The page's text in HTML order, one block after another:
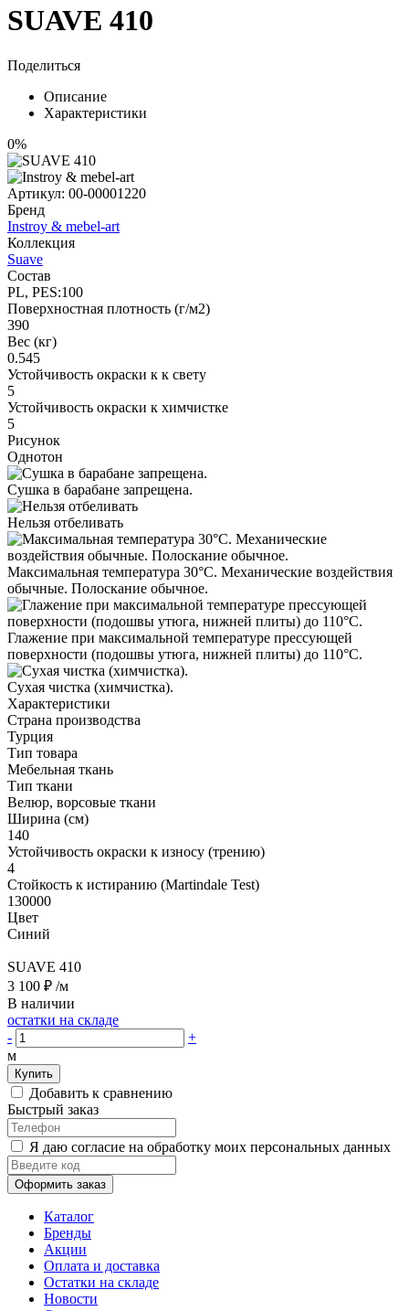
SUAVE 410
Поделиться
Описание
Характеристики
0%
Артикул: 00-00001220
Бренд
Instroy & mebel-art
Коллекция
Suave
Состав
PL, PES:100
Поверхностная плотность (г/м2)
390
Вес (кг)
0.545
Устойчивость окраски к к свету
5
Устойчивость окраски к химчистке
5
Рисунок
Однотон
Сушка в барабане запрещена.
Нельзя отбеливать
Максимальная температура 30°С. Механические воздействия
обычные. Полоскание обычное.
Глажение при максимальной температуре прессующей
поверхности (подошвы утюга, нижней плиты) до 110°С.
Cухая чистка (химчистка).
Характеристики
Страна производства
Турция
Тип товара
Мебельная ткань
Тип ткани
Велюр, ворсовые ткани
Ширина (см)
140
Устойчивость окраски к износу (трению)
4
Стойкость к истиранию (Martindale Test)
130000
Цвет
Синий
SUAVE 410
3 100 ₽ /м
В наличии
остатки на складе
-
+
м
Купить
Добавить к сравнению
Быстрый заказ
Я даю согласие на обработку моих персональных данных
Оформить заказ
Каталог
Бренды
Акции
Оплата и доставка
Остатки на складе
Новости